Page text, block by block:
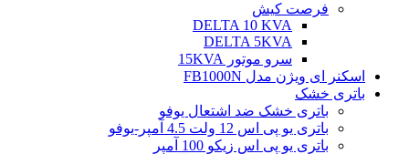
فرصت کیش
DELTA 10 KVA
DELTA 5KVA
سرو موتور 15KVA
اسکنر ای ویژن مدل FB1000N
باتری خشک
باتری خشک ضد اشتعال یوفو
باتری یو پی اس 12 ولت 4.5 آمپر-یوفو
باتری یو پی اس زیکو 100 آمپر